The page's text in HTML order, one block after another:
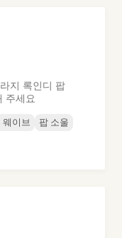
지 록인디 팝
주세요
웨이브
팝 소울